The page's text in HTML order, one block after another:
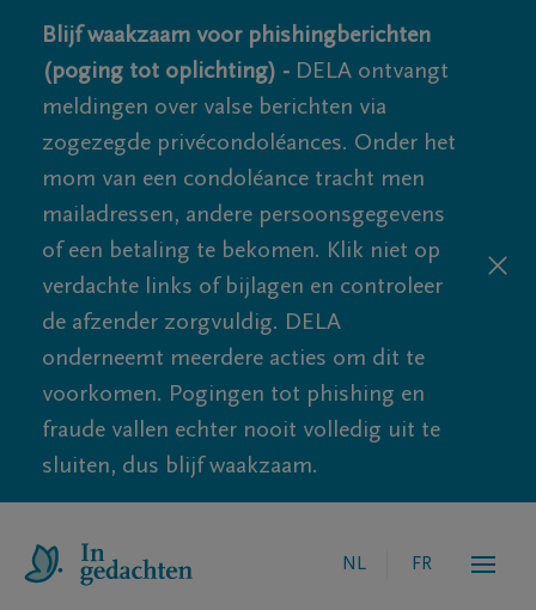
Blijf waakzaam voor phishingberichten
(poging tot oplichting) - DELA ontvangt
meldingen over valse berichten via
zogezegde privécondoléances. Onder het
mom van een condoléance tracht men
mailadressen, andere persoonsgegevens
of een betaling te bekomen. Klik niet op
verdachte links of bijlagen en controleer
de afzender zorgvuldig. DELA
onderneemt meerdere acties om dit te
voorkomen. Pogingen tot phishing en
fraude vallen echter nooit volledig uit te
sluiten, dus blijf waakzaam.
NL FR